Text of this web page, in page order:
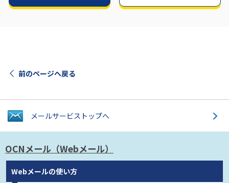
前のページへ戻る
メールサービス トップへ
OCNメール （Webメール）
Webメールの使い方